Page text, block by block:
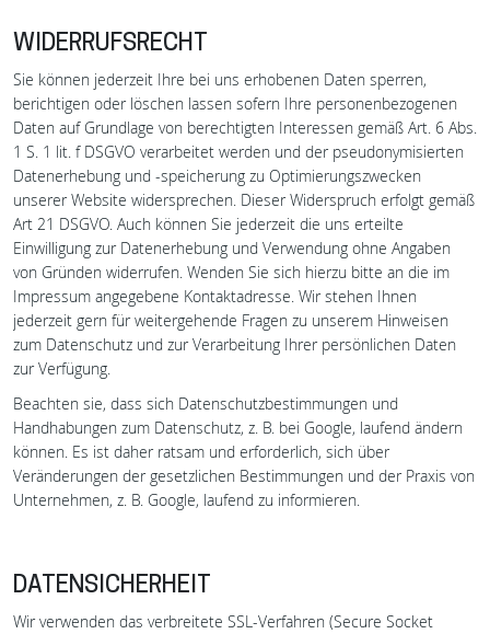
WIDERRUFSRECHT
Sie können jederzeit Ihre bei uns erhobenen Daten sperren,
berichtigen oder löschen lassen sofern Ihre personenbezogenen
Daten auf Grundlage von berechtigten Interessen gemäß Art. 6 Abs.
1 S. 1 lit. f DSGVO verarbeitet werden und der pseudonymisierten
Datenerhebung und -speicherung zu Optimierungszwecken
unserer Website widersprechen. Dieser Widerspruch erfolgt gemäß
Art 21 DSGVO. Auch können Sie jederzeit die uns erteilte
Einwilligung zur Datenerhebung und Verwendung ohne Angaben
von Gründen widerrufen. Wenden Sie sich hierzu bitte an die im
Impressum angegebene Kontaktadresse. Wir stehen Ihnen
jederzeit gern für weitergehende Fragen zu unserem Hinweisen
zum Datenschutz und zur Verarbeitung Ihrer persönlichen Daten
zur Verfügung.
Beachten sie, dass sich Datenschutzbestimmungen und
Handhabungen zum Datenschutz, z. B. bei Google, laufend ändern
können. Es ist daher ratsam und erforderlich, sich über
Veränderungen der gesetzlichen Bestimmungen und der Praxis von
Unternehmen, z. B. Google, laufend zu informieren.
DATENSICHERHEIT
Wir verwenden das verbreitete SSL-Verfahren (Secure Socket